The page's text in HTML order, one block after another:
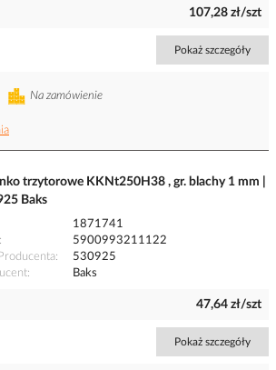
107,28 zł/szt
Pokaż szczegóły
Na zamówienie
trzytorowe KKNt250H38 , gr. blachy 1 mm |
Baks
1871741
5900993211122
530925
Baks
47,64 zł/szt
Pokaż szczegóły